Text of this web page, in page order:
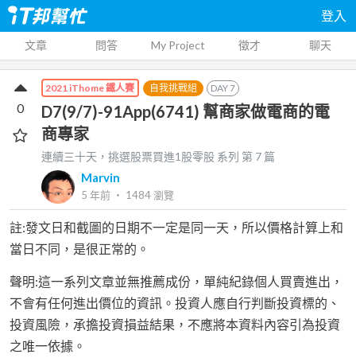
登入
文章 問答 My Project 徵才 聊天
2021 iThome 鐵人賽 自我挑戰組 DAY7
D7(9/7)-91App(6741) 幫商家做電商的電
商專家
連續三十天，挑選股票買進1股零股 系列 第 7 篇
Marvin
5 年前 ‧ 1484瀏覽
0
註:發文日和截圖的日期不一定是同一天，所以價格計算上和
當日不同，是很正常的。
聲明:這一系列文章並無推薦成份，單純紀錄個人買賣進出，
不會有任何進出價位的資訊。投資人應自行判斷投資標的、
投資風險，承擔投資損益結果，不應將本資料內容引為投資
之唯一依據。